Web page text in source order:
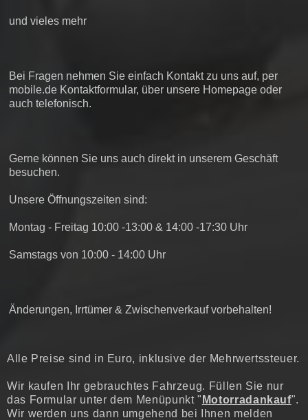
und vieles mehr
Bei Fragen nehmen Sie einfach Kontakt zu uns auf, per
mobile.de Kontaktformular, über unsere Homepage oder
auch telefonisch.
Gerne können Sie uns auch direkt in unserem Geschäft
besuchen.
Unsere Öffnungszeiten sind:
Montag - Freitag 10:00 -13:00 & 14:00 -17:30 Uhr
Samstags von 10:00 - 14:00 Uhr
Änderungen, Irrtümer & Zwischenverkauf vorbehalten!
Alle Preise sind in Euro, inklusive der Mehrwertssteuer.
Wir kaufen Ihr gebrauchtes Fahrzeug. Füllen Sie nur
das Formular unter dem Menüpunkt " Motorradankauf".
Wir werden uns dann umgehend bei Ihnen melden